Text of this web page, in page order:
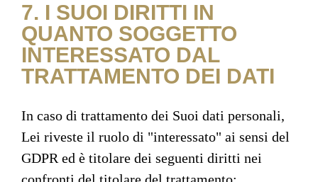
7. I SUOI DIRITTI IN
QUANTO SOGGETTO
INTERESSATO DAL
TRATTAMENTO DEI DATI
In caso di trattamento dei Suoi dati personali,
Lei riveste il ruolo di "interessato" ai sensi del
GDPR ed è titolare dei seguenti diritti nei